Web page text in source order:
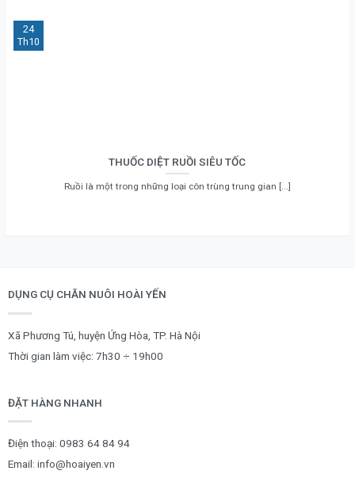
THUỐC DIỆT RUỒI SIÊU TỐC
Ruồi là một trong những loại côn trùng trung gian [...]
24
Th10
DỤNG CỤ CHĂN NUÔI HOÀI YẾN
Xã Phương Tú, huyện Ứng Hòa, TP. Hà Nội
Thời gian làm việc: 7h30 ÷ 19h00
ĐẶT HÀNG NHANH
Điện thoại: 0983 64 84 94
Email: info@hoaiyen.vn